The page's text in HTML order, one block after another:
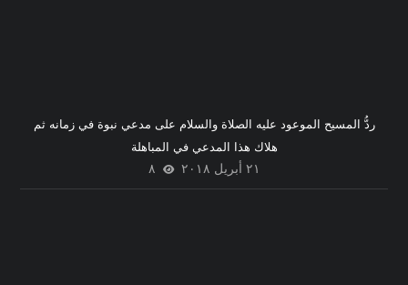
ردُّ المسيح الموعود عليه الصلاة والسلام على مدعي نبوة في زمانه ثم
هلاك هذا المدعي في المباهلة
٢١ أبريل ٢٠١٨ ٨